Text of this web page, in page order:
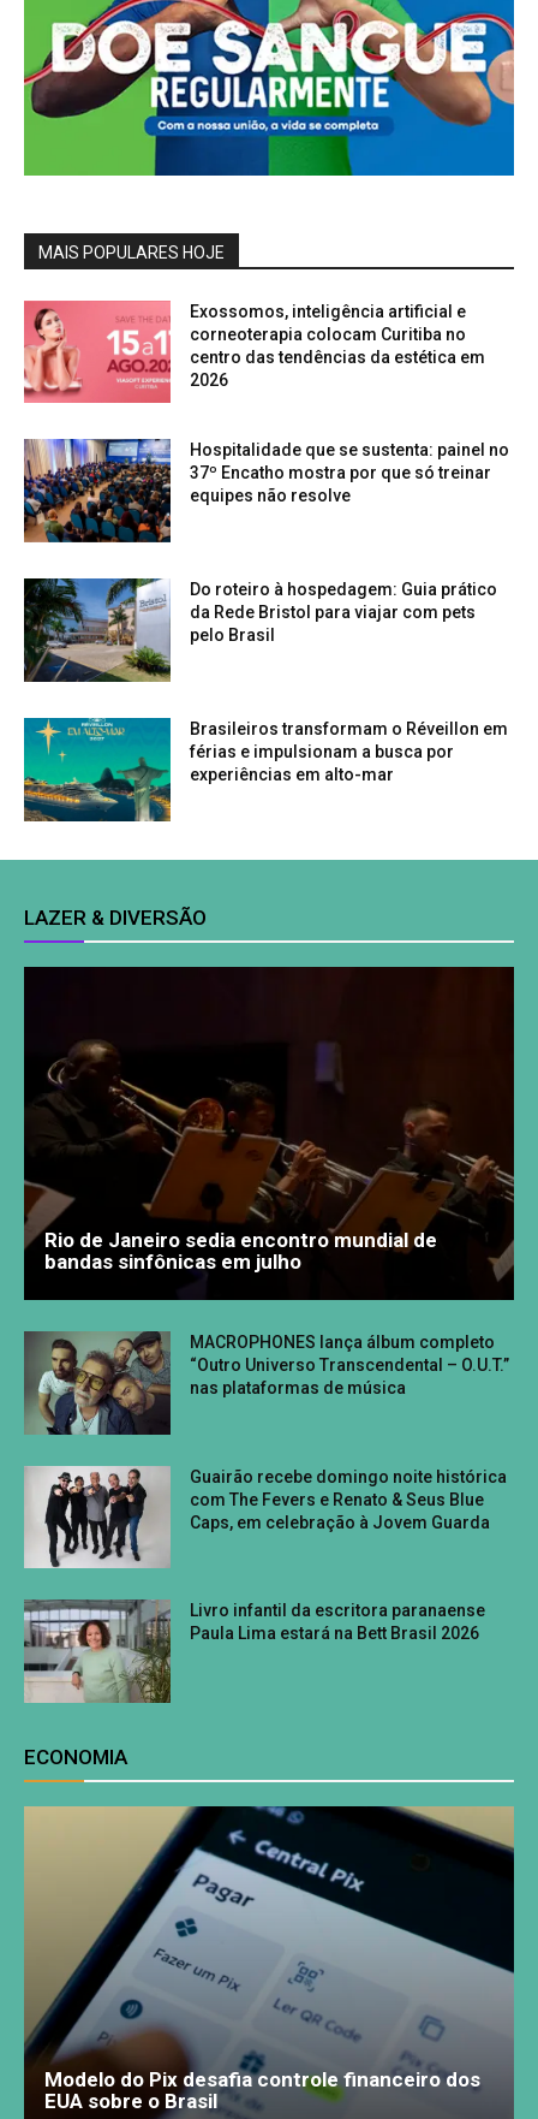
MAIS POPULARES HOJE
Exossomos, inteligência artificial e
corneoterapia colocam Curitiba no
centro das tendências da estética em
2026
Hospitalidade que se sustenta: painel no
37º Encatho mostra por que só treinar
equipes não resolve
Do roteiro à hospedagem: Guia prático
da Rede Bristol para viajar com pets
pelo Brasil
Brasileiros transformam o Réveillon em
férias e impulsionam a busca por
experiências em alto-mar
LAZER & DIVERSÃO
Rio de Janeiro sedia encontro mundial de
bandas sinfônicas em julho
MACROPHONES lança álbum completo
“Outro Universo Transcendental – O.U.T.”
nas plataformas de música
Guairão recebe domingo noite histórica
com The Fevers e Renato & Seus Blue
Caps, em celebração à Jovem Guarda
Livro infantil da escritora paranaense
Paula Lima estará na Bett Brasil 2026
ECONOMIA
Modelo do Pix desafia controle financeiro dos
EUA sobre o Brasil